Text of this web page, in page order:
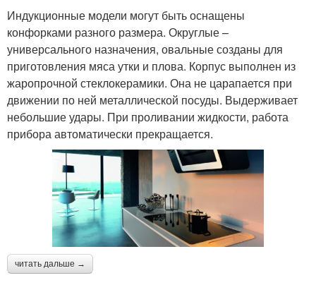
Индукционные модели могут быть оснащены
конфорками разного размера. Округлые –
универсального назначения, овальные созданы для
приготовления мяса утки и плова. Корпус выполнен из
жаропрочной стеклокерамики. Она не царапается при
движении по ней металлической посуды. Выдерживает
небольшие удары. При проливании жидкости, работа
прибора автоматически прекращается.
читать дальше →